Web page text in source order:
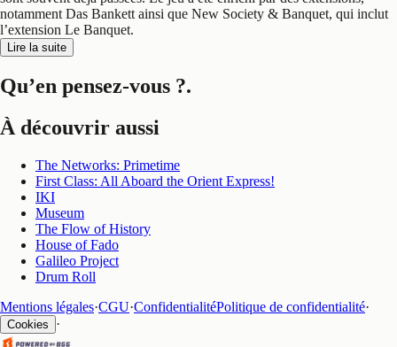
notamment Das Bankett ainsi que New Society & Banquet, qui inclut
l’extension Le Banquet.
Lire la suite
Qu’en pensez-vous ?.
À découvrir aussi
The Networks: Primetime
First Class: All Aboard the Orient Express!
IKI
Museum
The Flow of History
House of Fado
Galileo Project
Drum Roll
Mentions légales·CGU·ConfidentialitéPolitique de confidentialité·
Cookies ·